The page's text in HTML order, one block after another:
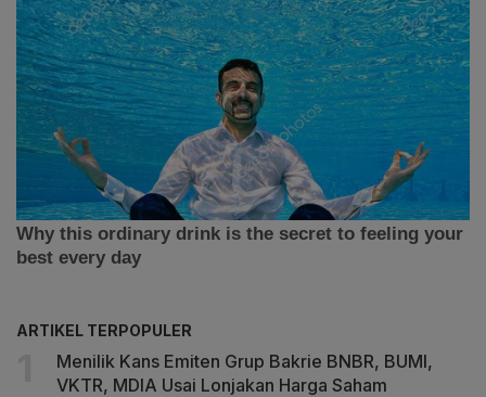
ARTIKEL TERPOPULER
Menilik Kans Emiten Grup Bakrie BNBR, BUMI,
VKTR, MDIA Usai Lonjakan Harga Saham